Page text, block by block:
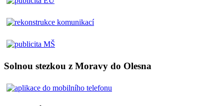
Solnou stezkou z Moravy do Olesna